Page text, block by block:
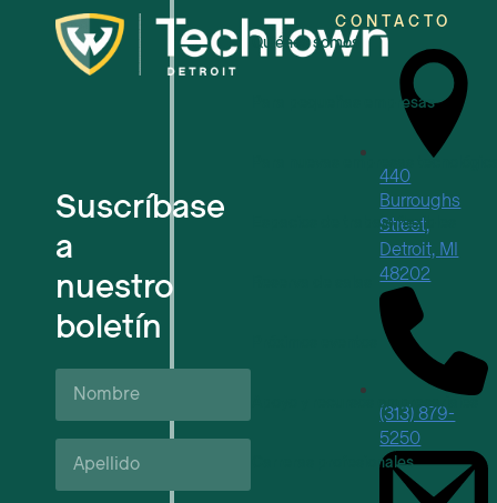
Suscríbase
a
nuestro
boletín
Nombre
Apellido*
Quiénes somos
Para pequeñas empresas
Para nuevas empresas
Espacios de trabajo flexibles
Apoyo y recursos empresariales
Carreras profesionales
CONTACTO
440
Burroughs
Street,
Detroit, MI
48202
(313) 879-
5250